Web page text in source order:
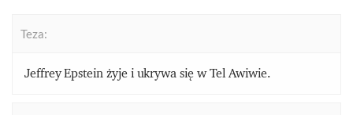
Teza:
Jeffrey Epstein żyje i ukrywa się w Tel Awiwie.